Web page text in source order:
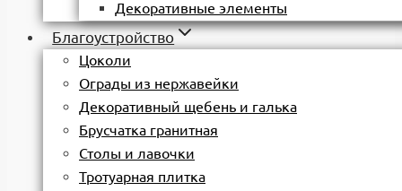
Декоративные элементы
Благоустройство
Цоколи
Ограды из нержавейки
Декоративный щебень и галька
Брусчатка гранитная
Столы и лавочки
Тротуарная плитка